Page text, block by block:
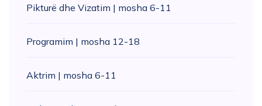
Pikturë dhe Vizatim | mosha 6-11
Programim | mosha 12-18
Aktrim | mosha 6-11